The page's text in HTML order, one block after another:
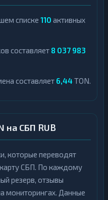
списке 110 активных
составляет 8 037 983
составляет 6,44TON.
на СБП RUB
которые переводят
СБП. По каждому
резерв, отзывы
мониторингах. Данные